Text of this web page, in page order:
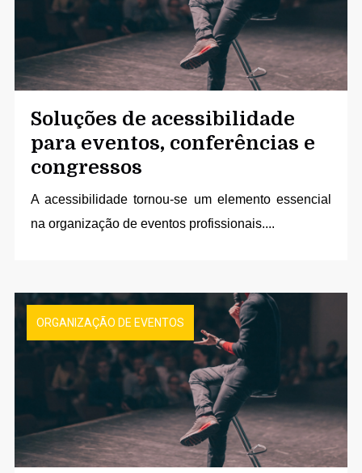
Soluções de acessibilidade
para eventos, conferências e
congressos
A acessibilidade tornou-se um elemento essencial
na organização de eventos profissionais....
ORGANIZAÇÃO DE EVENTOS